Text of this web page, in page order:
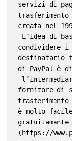
servizi di
creata nel
condividere
destinatario
di PayPal è
fornitore di
trasferimento
è molto
(https://